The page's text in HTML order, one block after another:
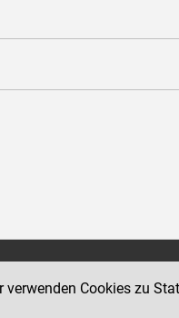
BMJ
Cookies zu